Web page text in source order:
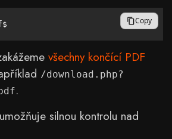
Copy
všechny končící PDF
/download.php?
.
umožňuje silnou kontrolu nad